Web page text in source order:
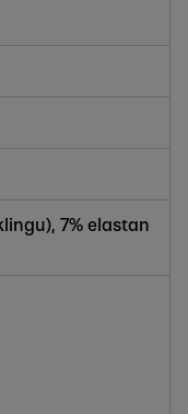
7% elastan